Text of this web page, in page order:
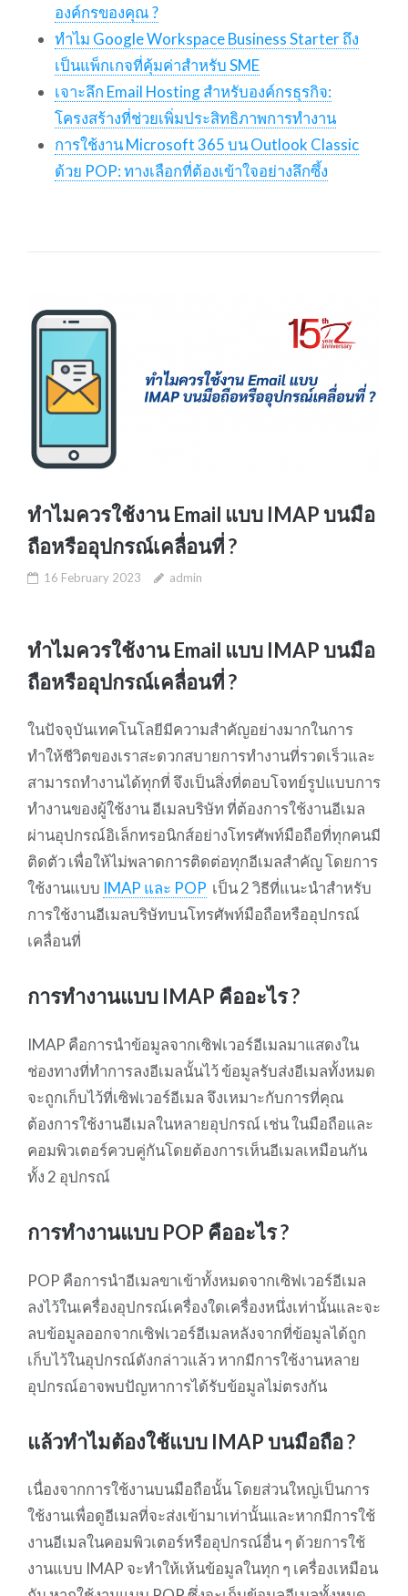
องค์กรของคุณ ?
ทำไม Google Workspace Business Starter ถึง
เป็นแพ็กเกจที่คุ้มค่าสำหรับ SME
เจาะลึก Email Hosting สำหรับองค์กรธุรกิจ:
โครงสร้างที่ช่วยเพิ่มประสิทธิภาพการทำงาน
การใช้งาน Microsoft 365 บน Outlook Classic
ด้วย POP: ทางเลือกที่ต้องเข้าใจอย่างลึกซึ้ง
ทำไมควรใช้งาน Email แบบ IMAP บนมือ
ถือหรืออุปกรณ์เคลื่อนที่ ?
16 February 2023 admin
ทำไมควรใช้งาน Email แบบ IMAP บนมือ
ถือหรืออุปกรณ์เคลื่อนที่ ?
ในปัจจุบันเทคโนโลยีมีความสำคัญอย่างมากในการ
ทำให้ชีวิตของเราสะดวกสบายการทำงานที่รวดเร็วและ
สามารถทำงานได้ทุกที่ จึงเป็นสิ่งที่ตอบโจทย์รูปแบบการ
ทำงานของผู้ใช้งาน อีเมลบริษัท ที่ต้องการใช้งานอีเมล
ผ่านอุปกรณ์อิเล็กทรอนิกส์อย่างโทรศัพท์มือถือที่ทุกคนมี
ติดตัว เพื่อให้ไม่พลาดการติดต่อทุกอีเมลสำคัญ โดยการ
ใช้งานแบบ IMAP และ POP เป็น 2 วิธีที่แนะนำสำหรับ
การใช้งานอีเมลบริษัทบนโทรศัพท์มือถือหรืออุปกรณ์
เคลื่อนที่
การทำงานแบบ IMAP คืออะไร ?
IMAP คือการนำข้อมูลจากเซิฟเวอร์อีเมลมาแสดงใน
ช่องทางที่ทำการลงอีเมลนั้นไว้ ข้อมูลรับส่งอีเมลทั้งหมด
จะถูกเก็บไว้ที่เซิฟเวอร์อีเมล จึงเหมาะกับการที่คุณ
ต้องการใช้งานอีเมลในหลายอุปกรณ์ เช่น ในมือถือและ
คอมพิวเตอร์ควบคู่กันโดยต้องการเห็นอีเมลเหมือนกัน
ทั้ง 2 อุปกรณ์
การทำงานแบบ POP คืออะไร ?
POP คือการนำอีเมลขาเข้าทั้งหมดจากเซิฟเวอร์อีเมล
ลงไว้ในเครื่องอุปกรณ์เครื่องใดเครื่องหนึ่งเท่านั้นและจะ
ลบข้อมูลออกจากเซิฟเวอร์อีเมลหลังจากที่ข้อมูลได้ถูก
เก็บไว้ในอุปกรณ์ดังกล่าวแล้ว หากมีการใช้งานหลาย
อุปกรณ์อาจพบปัญหาการได้รับข้อมูลไม่ตรงกัน
แล้วทำไมต้องใช้แบบ IMAP บนมือถือ ?
เนื่องจากการใช้งานบนมือถือนั้น โดยส่วนใหญ่เป็นการ
ใช้งานเพื่อดูอีเมลที่จะส่งเข้ามาเท่านั้นและหากมีการใช้
งานอีเมลในคอมพิวเตอร์หรืออุปกรณ์อื่น ๆ ด้วยการใช้
งานแบบ IMAP จะทำให้เห้นข้อมูลในทุก ๆ เครื่องเหมือน